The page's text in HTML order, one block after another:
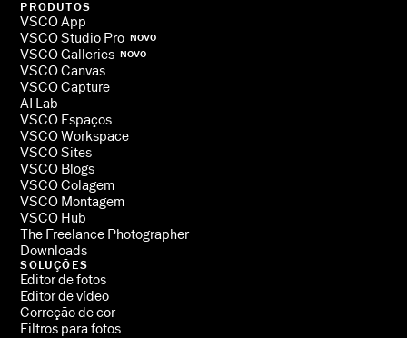
PRODUTOS
VSCO App
VSCO Studio Pro NOVO
VSCO Galleries NOVO
VSCO Canvas
VSCO Capture
AI Lab
VSCO Espaços
VSCO Workspace
VSCO Sites
VSCO Blogs
VSCO Colagem
VSCO Montagem
VSCO Hub
The Freelance Photographer
Downloads
SOLUÇÕES
Editor de fotos
Editor de vídeo
Correção de cor
Filtros para fotos